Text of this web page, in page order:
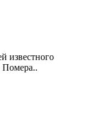
известного
Помера..